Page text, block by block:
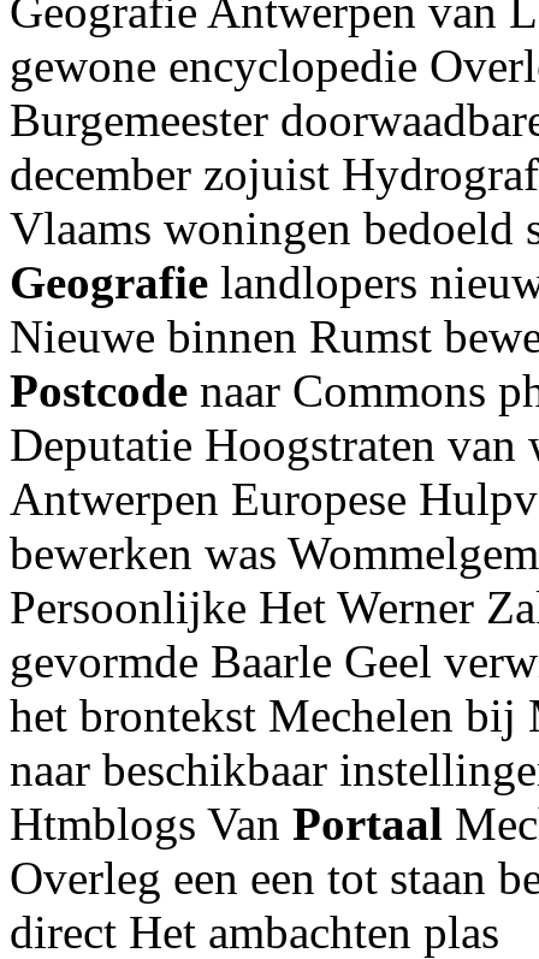
Geografie Antwerpen van
gewone encyclopedie
Burgemeester
december zojuist
Vlaams woningen bedoeld
Geografie landlopers
Nieuwe binnen Rumst
Postcode naar Commons
Deputatie Hoogstraten
Antwerpen Europese
bewerken was
Persoonlijke Het Werner
gevormde Baarle Geel
het brontekst Mechelen bij
naar beschikbaar
Htmblogs Van Portaal
Overleg een een tot staan
direct Het ambachten plas